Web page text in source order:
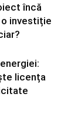
încă
investiție
licența